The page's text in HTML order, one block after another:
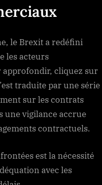
le Brexit a redéfini
les acteurs
approfondir, cliquez sur
traduite par une série
sur les contrats
une vigilance accrue
contractuels.
est la nécessité
avec les